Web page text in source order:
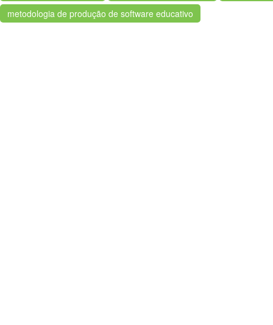
metodologia de produção de software educativo